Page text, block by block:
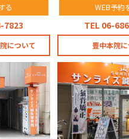
る
7823
について
WEB予約
TEL 06-
豊中本院